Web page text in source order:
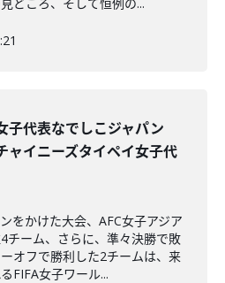
子代表なでしこジャパン
イニーズタイペイ女子代
をかけた大会、AFC女子アジア
チーム、さらに、準々決勝で敗
オフで勝利した2チームは、来
FIFA女子ワール...